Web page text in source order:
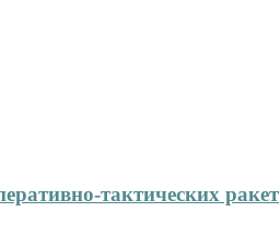
тактических ракет